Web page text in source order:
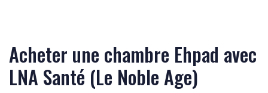
Acheter une chambre Ehpad avec
LNA Santé (Le Noble Age)